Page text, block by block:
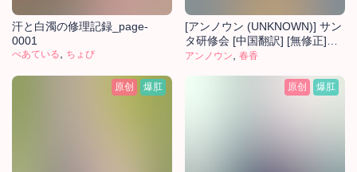
汗と白濁の修理記録_page-
0001
べあている ちょび
[アンノウン (UNKNOWN)] サン
タ研修会 [中国翻訳] [無修正]
[DL版]
アンノウン 春香
原创 爆肛 原创 爆肛